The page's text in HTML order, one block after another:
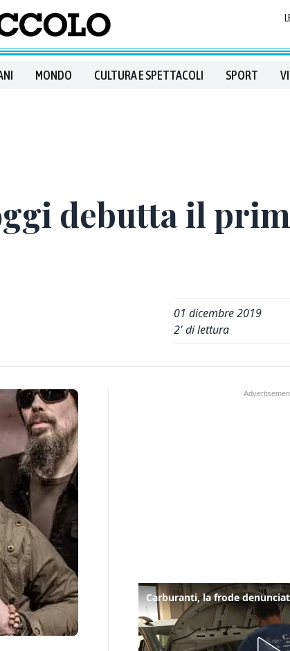
MONDO CULTURA E SPETTACOLI SPORT
debutta il
01 dicembre 2019
2' di lettura